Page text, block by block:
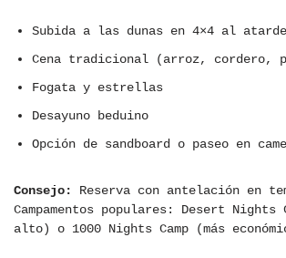
Subida a las dunas en 4×4 al
Cena tradicional (arroz, cordero,
Fogata y estrellas
Desayuno beduino
Opción de sandboard o paseo en
Consejo:
Reserva con antelación en
Campamentos populares: Desert Nights
alto) o 1000 Nights Camp (más